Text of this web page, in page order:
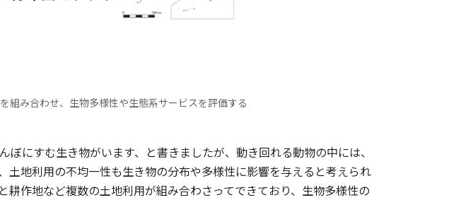
組み合わせ、生物多様性や生態系サービスを評価する
にすむ生き物がいます、と書きましたが、動き回れる動物の中には、
地利用の不均一性も生き物の分布や多様性に影響を与えると考えられ
耕作地など複数の土地利用が組み合わさってできており、生物多様性の